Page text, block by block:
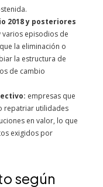
2018 y posteriores
varios episodios de
la eliminación o
la estructura de
de cambio
empresas que
repatriar utilidades
en valor, lo que
exigidos por
según